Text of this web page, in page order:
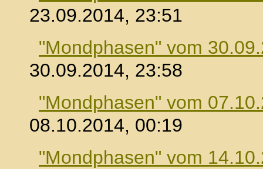
23.09.2014, 23:51
"Mondphasen" vom
30.09.2014, 23:58
"Mondphasen" vom
08.10.2014, 00:19
"Mondphasen" vom